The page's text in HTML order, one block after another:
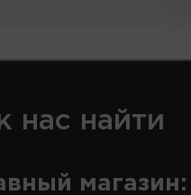
нас найти
магазин: